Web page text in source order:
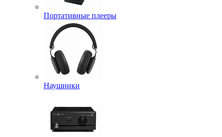
Портативные плееры
Наушники